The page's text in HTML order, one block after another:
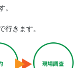
。
行きます。